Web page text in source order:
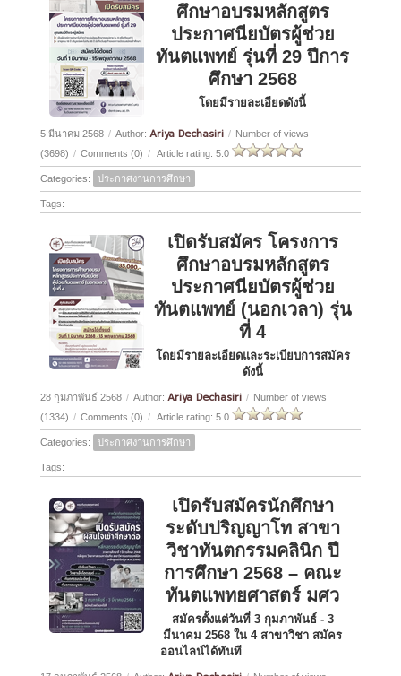
ศึกษาอบรมหลักสูตร
ประกาศนียบัตรผู้ช่วย
ทันตแพทย์ รุ่นที่ 29 ปีการ
ศึกษา 2568
โดยมีรายละเอียดดังนี้
5 มีนาคม 2568 / Author: Ariya Dechasiri / Number of views
(3698) / Comments (0) / Article rating: 5.0
Categories: ประกาศงานการศึกษา
Tags:
เปิดรับสมัคร โครงการ
ศึกษาอบรมหลักสูตร
ประกาศนียบัตรผู้ช่วย
ทันตแพทย์ (นอกเวลา) รุ่น
ที่ 4
โดยมีรายละเอียดและระเบียบการสมัคร
ดังนี้
28 กุมภาพันธ์ 2568 / Author: Ariya Dechasiri / Number of views
(1334) / Comments (0) / Article rating: 5.0
Categories: ประกาศงานการศึกษา
Tags:
เปิดรับสมัครนักศึกษา
ระดับปริญญาโท สาขา
วิชาทันตกรรมคลินิก ปี
การศึกษา 2568 – คณะ
ทันตแพทยศาสตร์ มศว
สมัครตั้งแต่วันที่ 3 กุมภาพันธ์ - 3
มีนาคม 2568 ใน 4 สาขาวิชา สมัคร
ออนไลน์ได้ทันที